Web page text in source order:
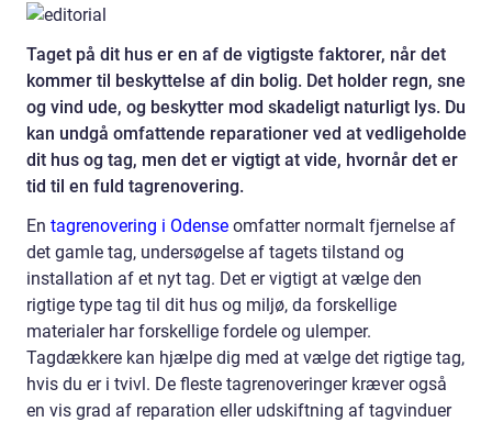
Taget på dit hus er en af de vigtigste faktorer, når det
kommer til beskyttelse af din bolig. Det holder regn, sne
og vind ude, og beskytter mod skadeligt naturligt lys. Du
kan undgå omfattende reparationer ved at vedligeholde
dit hus og tag, men det er vigtigt at vide, hvornår det er
tid til en fuld tagrenovering.
En tagrenovering i Odenseomfatter normalt fjernelse af
det gamle tag, undersøgelse af tagets tilstand og
installation af et nyt tag. Det er vigtigt at vælge den
rigtige type tag til dit hus og miljø, da forskellige
materialer har forskellige fordele og ulemper.
Tagdækkere kan hjælpe dig med at vælge det rigtige tag,
hvis du er i tvivl. De fleste tagrenoveringer kræver også
en vis grad af reparation eller udskiftning af tagvinduer